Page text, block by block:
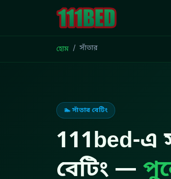
হোম সাঁতার
🏊 সাঁতার বেটিং
111bed-এ
বেটিং —